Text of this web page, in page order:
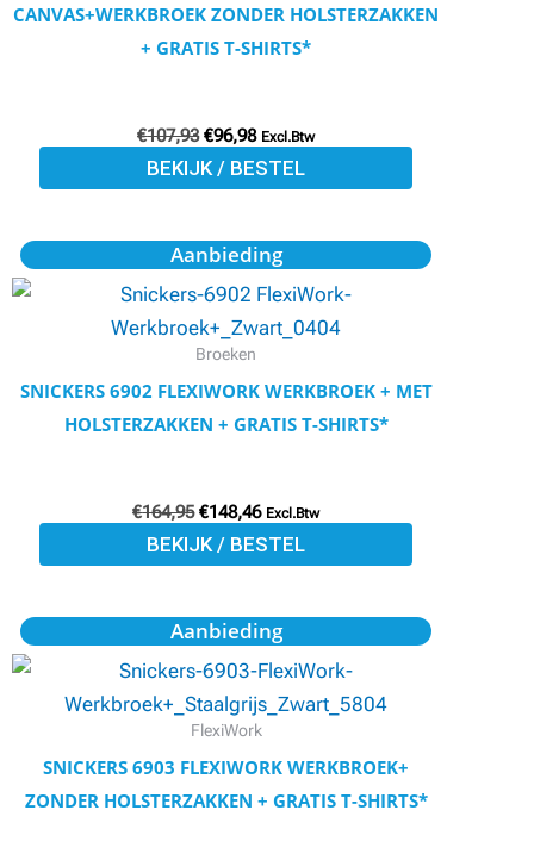
CANVAS+WERKBROEK ZONDER HOLSTERZAKKEN
+ GRATIS T-SHIRTS*
€107,93 €96,98 Excl.Btw
BEKIJK / BESTEL
productpagina
Aanbieding
Broeken
SNICKERS 6902 FLEXIWORK WERKBROEK + MET
HOLSTERZAKKEN + GRATIS T-SHIRTS*
€164,95
Oorspronkelijke
prijs
was:
€164,95.
€148,46
Huidige
prijs
is:
€148,46.
Excl.Btw
BEKIJK / BESTEL
Dit
product
meerdere
variaties.
Deze
gekozen
worden
de
productpagina
Aanbieding
FlexiWork
SNICKERS 6903 FLEXIWORK WERKBROEK+
ZONDER HOLSTERZAKKEN + GRATIS T-SHIRTS*
Oorspronkelijke
prijs
was:
€150,23.
Huidige
prijs
is:
€135,21.
Dit
product
heeft
meerdere
variaties.
Deze